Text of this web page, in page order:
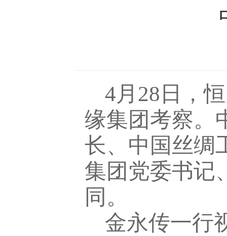
4月28日，
缘集团考察。
长、中国丝绸
集团党委书记
同。
金永传一行